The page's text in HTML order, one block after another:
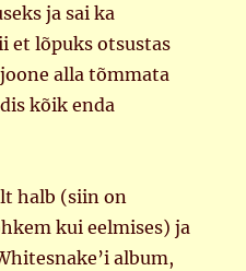
ja sai ka
lõpuks otsustas
alla tõmmata
kõik enda
halb (siin on
kui eelmises) ja
album,